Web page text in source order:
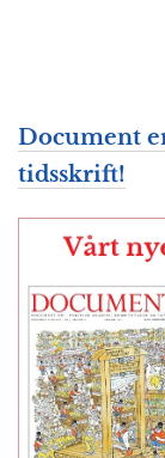
Document
tidsskrift!